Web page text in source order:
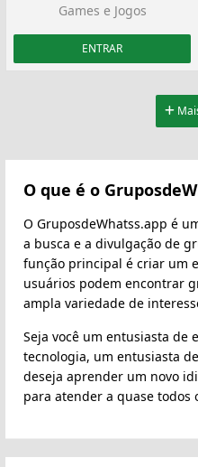
Games e Jogos
ENTRAR
O que é o
O GruposdeWhatss.app é
a busca e a divulgação de
função principal é criar um
usuários podem encontrar
ampla variedade de
Seja você um entusiasta de
tecnologia, um entusiasta
deseja aprender um novo
para atender a quase todos